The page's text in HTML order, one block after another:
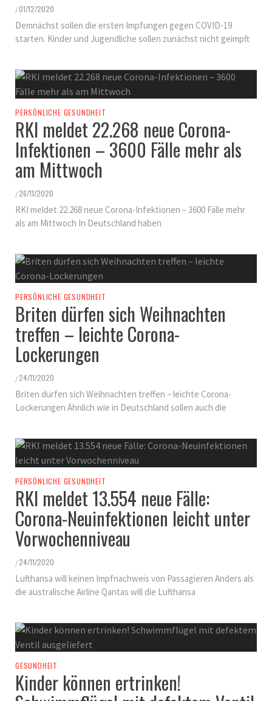
/01/12/2020
Demnächst sollen die ersten Impfungen gegen COVID-19
starten. Kinder und Jugendliche sollen zunächst nicht geimpft
PERSÖNLICHE GESUNDHEIT
RKI meldet 22.268 neue Corona-
Infektionen – 3600 Fälle mehr als
am Mittwoch
/ 26/11/2020
RKI meldet 22.268 neue Corona-Infektionen – 3600 Fälle mehr
als am Mittwoch In Deutschland haben
PERSÖNLICHE GESUNDHEIT
Briten dürfen sich Weihnachten
treffen – leichte Corona-
Lockerungen
/ 24/11/2020
Briten dürfen sich Weihnachten treffen – leichte Corona-
Lockerungen Ähnlich wie in Deutschland sollen auch die
PERSÖNLICHE GESUNDHEIT
RKI meldet 13.554 neue Fälle:
Corona-Neuinfektionen leicht unter
Vorwochenniveau
/ 24/11/2020
Lufthansa will keinen Impfnachweis von Passagieren Anders als
die australische Airline Qantas will die Lufthansa
GESUNDHEIT
Kinder können ertrinken!